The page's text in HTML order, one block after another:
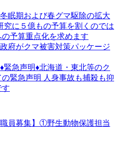
冬眠期および春グマ駆除の拡大
究に５億もの予算を割くのでは
予算重点化を求めます
政府がクマ被害対策パッケージ
♦️緊急声明♦️北海道・東北等のク
緊急声明 人身事故も捕殺も抑
す
職員募集】①野生動物保護担当